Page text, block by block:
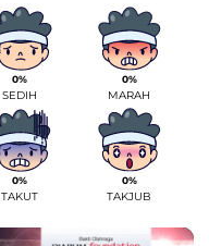
0%
SEDIH
0%
MARAH
0%
TAKUT
0%
TAKJUB